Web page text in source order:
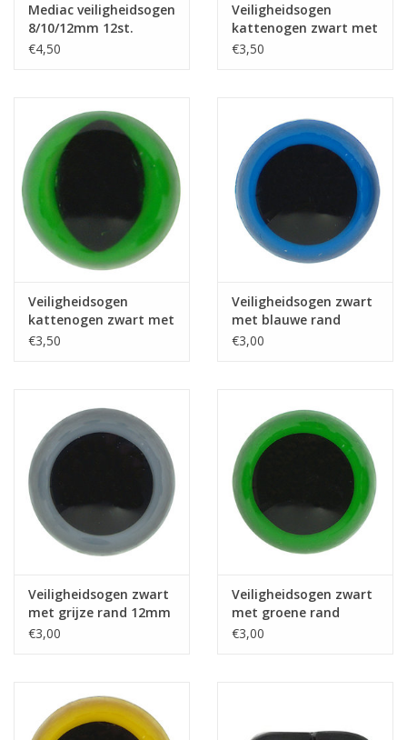
Sale / Coupons
Cadeaubonnen
Guy's blog
Loyalty
Mediac veiligheidsogen
8/10/12mm 12st.
€4,50
Veiligheidsogen
kattenogen zwart met
grijze rand 12mm 10st.
€3,50
Veiligheidsogen
kattenogen zwart met
groene rand 12mm
€3,50
Veiligheidsogen zwart
met blauwe rand
10mm 10st.
€3,00
Veiligheidsogen zwart
met grijze rand 12mm
10st.
€3,00
Veiligheidsogen zwart
met groene rand
12mm 10st.
€3,00